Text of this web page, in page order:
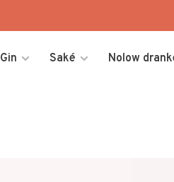
Gin Saké Nolow